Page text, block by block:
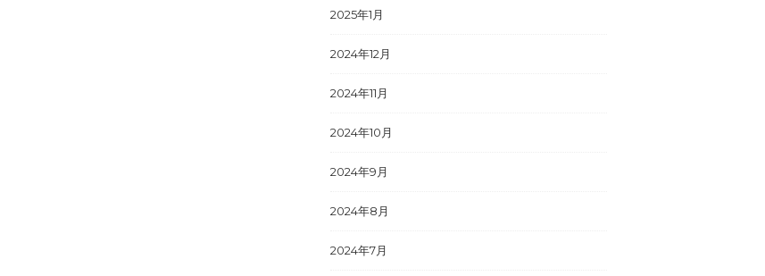
2025年1月
2024年12月
2024年11月
2024年10月
2024年9月
2024年8月
2024年7月